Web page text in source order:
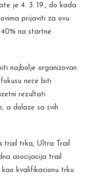
je 4. 3. 19., do kada
prijaviti za ovu
na startne
najbolje organizovan
neće biti
rezultati
a dolaze sa svih
trail trka, Ultra Trail
asocijacija trail
kvalifikacionu trku